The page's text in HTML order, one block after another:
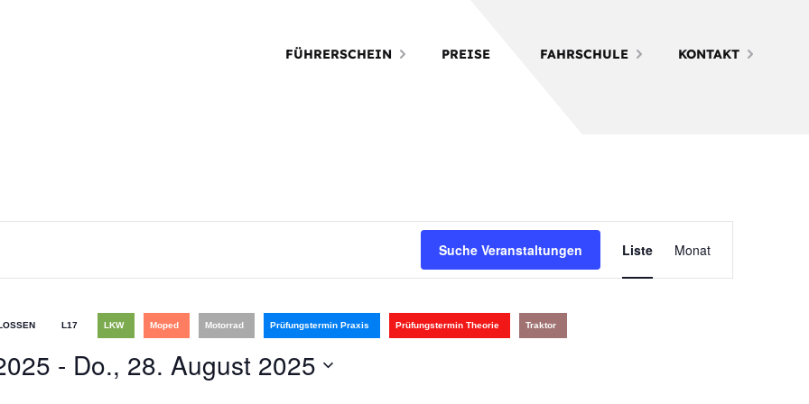
FÜHRERSCHEIN PREISE FAHRSCHULE KONTAKT
Suche Veranstaltungen
Ansichten-
Liste Monat
L17 LKW Moped Motorrad Prüfungstermin Praxis Prüfungstermin Theorie Traktor
- Do., 28. August 2025